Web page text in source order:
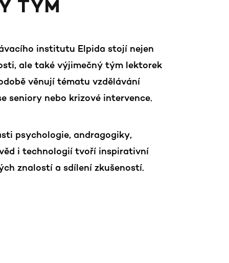
TÝM
institutu Elpida stojí nejen
ale také výjimečný tým lektorek
věnují tématu vzdělávání
seniory nebo krizové intervence.
psychologie, andragogiky,
i technologií tvoří inspirativní
znalostí a sdílení zkušeností.
Seniorů Elpidy. Věnuje se tématu
nejen v přímé péči o klienty, ale
Dále se věnuje
pro rodiny s malými dětmi.